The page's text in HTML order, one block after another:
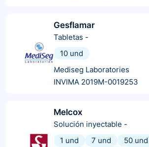
Gesflamar
Tabletas -
10 und
Mediseg Laboratories
INVIMA 2019M-0019253
Melcox
Solución inyectable -
1 und
7 und 50 und